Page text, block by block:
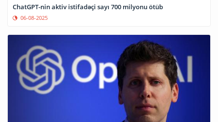
ChatGPT-nin aktiv istifadəçi sayı 700 milyonu ötüb
06-08-2025